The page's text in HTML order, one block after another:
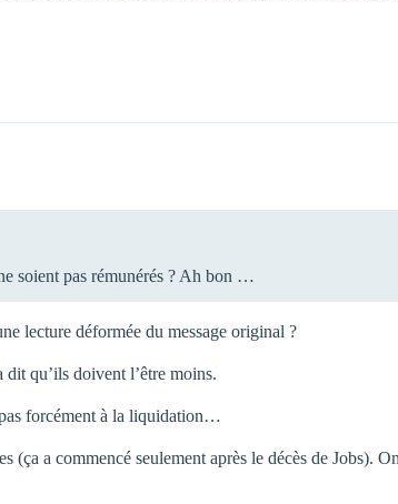
soient pas rémunérés ? Ah bon …
lecture déformée du message original ?
dit qu’ils doivent l’être moins.
forcément à la liquidation…
(ça a commencé seulement après le décès de Jobs).